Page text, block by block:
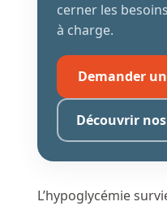
cerner les
à charge.
Demander
Découvrir
L’hypoglycémie